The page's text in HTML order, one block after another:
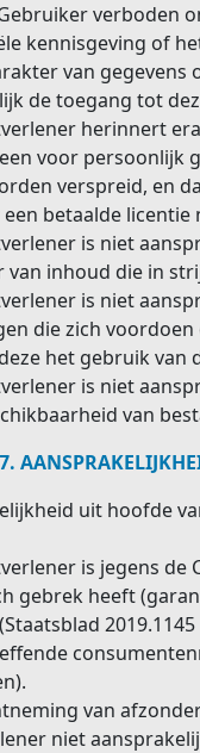
verboden
kennisgeving of
van gegevens
de toegang tot
herinnert
voor persoonlijk
verspreid, en
betaalde licentie
is niet
van inhoud die in
is niet
die zich
het gebruik van
is niet
van
uit hoofde
is jegens
gebrek heeft
van
niet